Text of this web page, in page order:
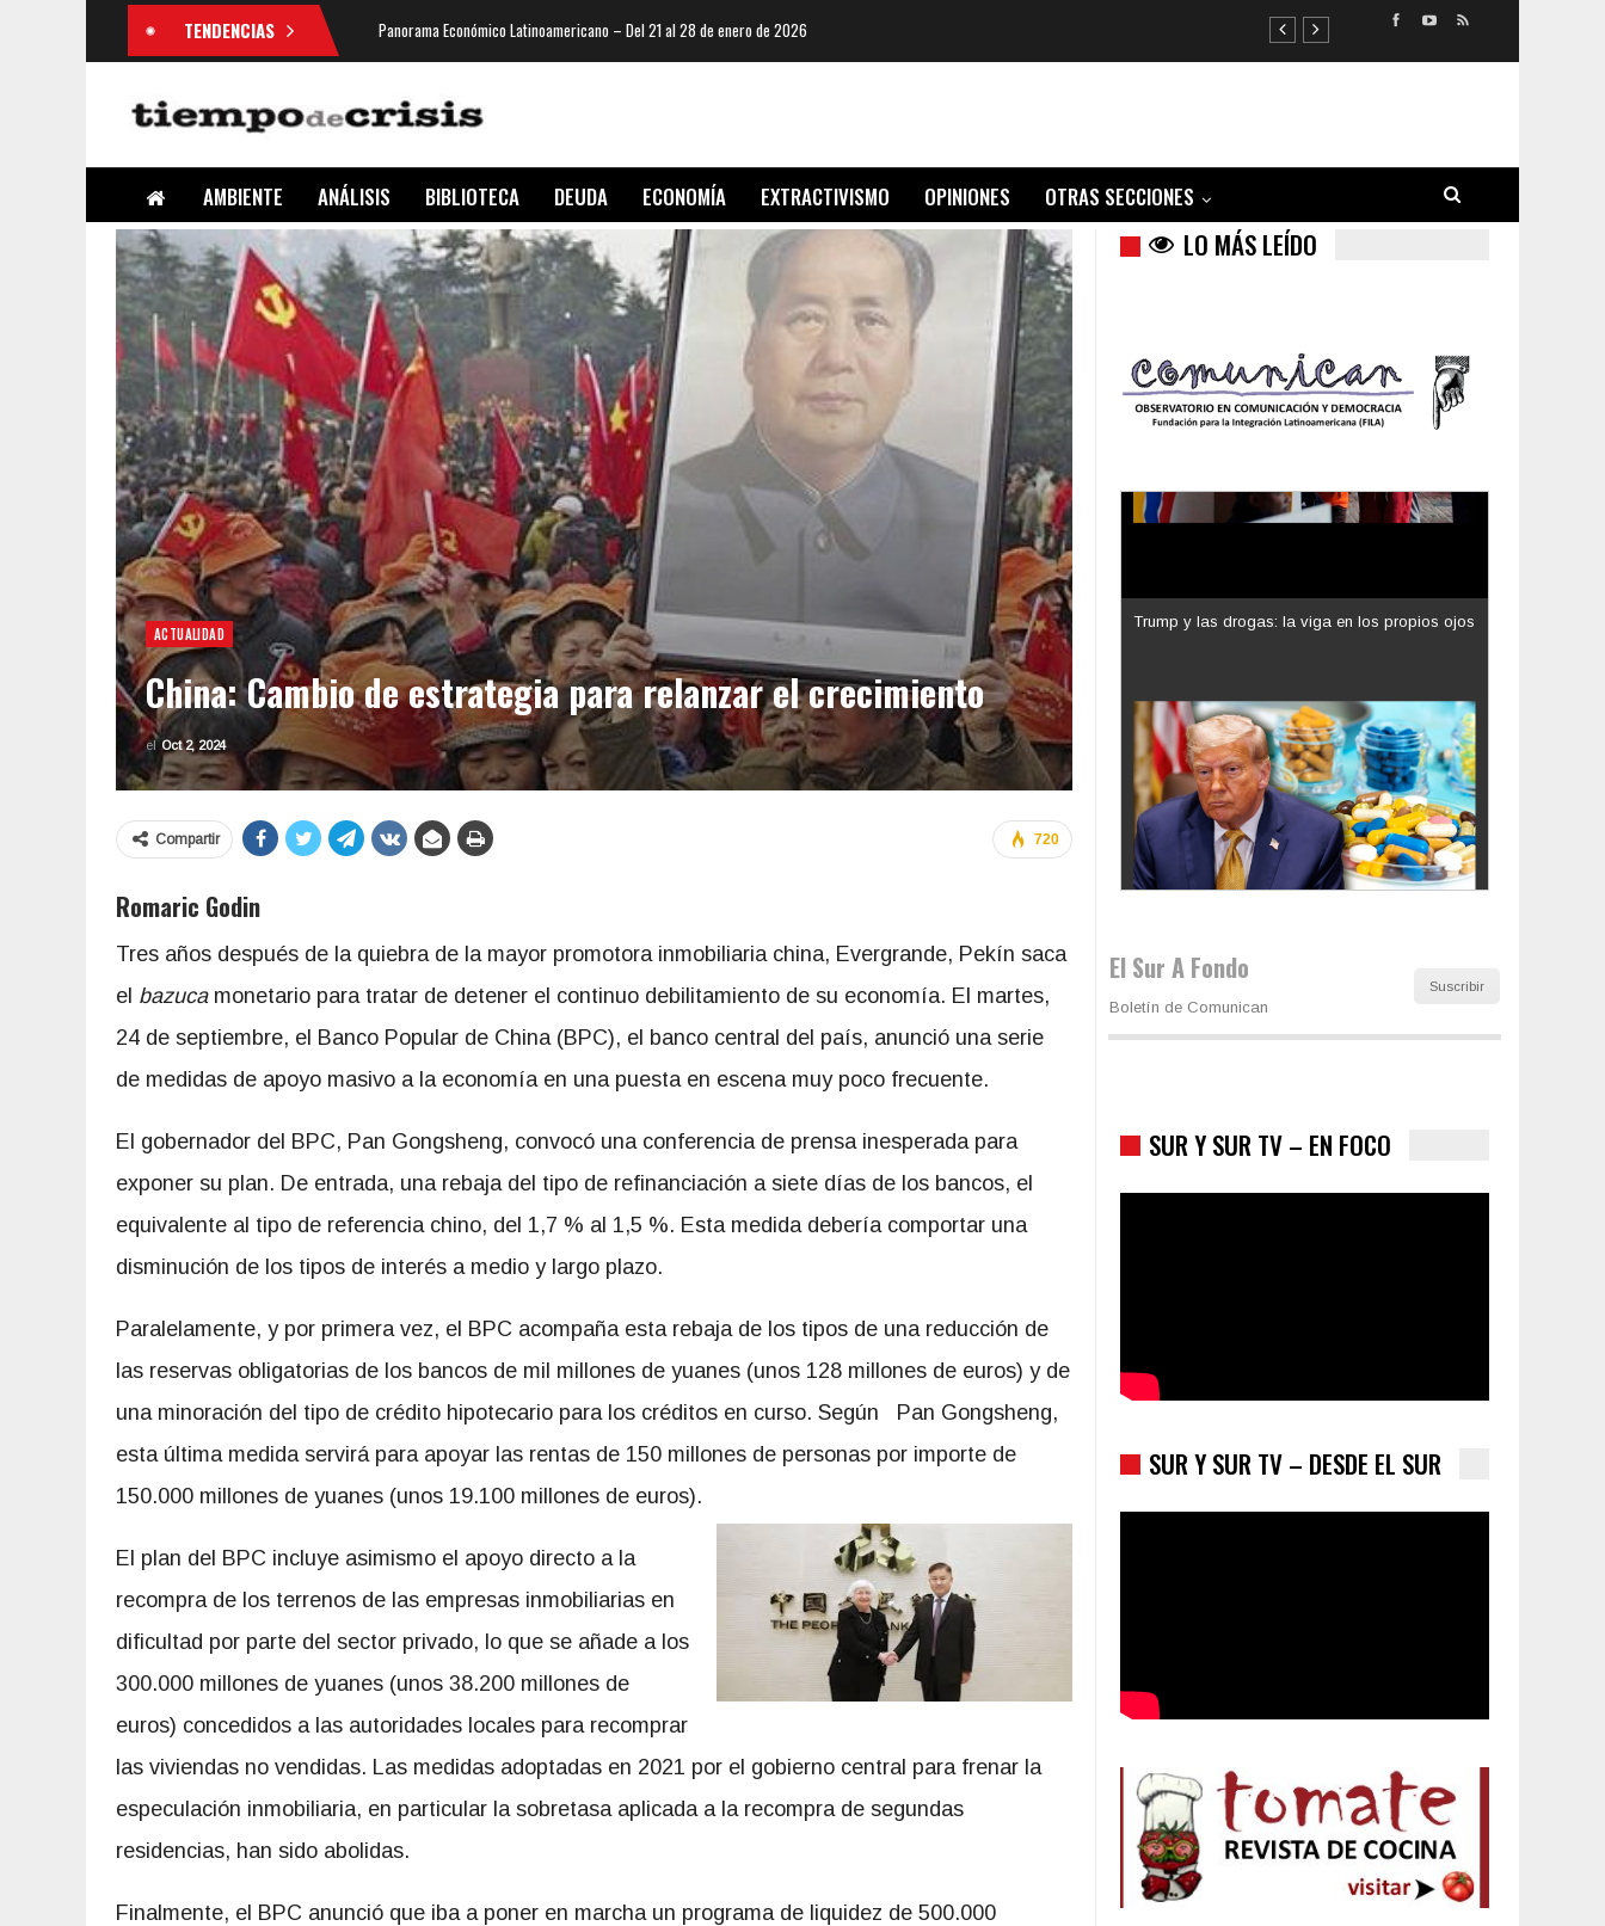
TENDENCIAS Panorama Económico Latinoamericano – Del 21 al 28 de enero de 2026
AMBIENTE ANÁLISIS BIBLIOTECA DEUDA ECONOMÍA EXTRACTIVISMO OPINIONES OTRAS SECCIONES
ACTUALIDAD
China: Cambio de estrategia para relanzar el crecimiento
el Oct 2, 2024
720
Compartir
Romaric Godin
Tres años después de la quiebra de la mayor promotora inmobiliaria china, Evergrande, Pekín saca
el bazuca monetario para tratar de detener el continuo debilitamiento de su economía. El martes,
24 de septiembre, el Banco Popular de China (BPC), el banco central del país, anunció una serie
de medidas de apoyo masivo a la economía en una puesta en escena muy poco frecuente.
El gobernador del BPC, Pan Gongsheng, convocó una conferencia de prensa inesperada para
exponer su plan. De entrada, una rebaja del tipo de refinanciación a siete días de los bancos, el
equivalente al tipo de referencia chino, del 1,7 % al 1,5 %. Esta medida debería comportar una
disminución de los tipos de interés a medio y largo plazo.
Paralelamente, y por primera vez, el BPC acompaña esta rebaja de los tipos de una reducción de
las reservas obligatorias de los bancos de mil millones de yuanes (unos 128 millones de euros) y de
una minoración del tipo de crédito hipotecario para los créditos en curso. Según Pan Gongsheng,
esta última medida servirá para apoyar las rentas de 150 millones de personas por importe de
150.000 millones de yuanes (unos 19.100 millones de euros).
El plan del BPC incluye asimismo el apoyo directo a la
recompra de los terrenos de las empresas inmobiliarias en
dificultad por parte del sector privado, lo que se añade a los
300.000 millones de yuanes (unos 38.200 millones de
euros) concedidos a las autoridades locales para recomprar
las viviendas no vendidas. Las medidas adoptadas en 2021 por el gobierno central para frenar la
especulación inmobiliaria, en particular la sobretasa aplicada a la recompra de segundas
residencias, han sido abolidas.
Finalmente, el BPC anunció que iba a poner en marcha un programa de liquidez de 500.000
LO MÁS LEÍDO
Trump y las drogas: la viga en los propios ojos
Los latinos le van dando la espalda a Trump